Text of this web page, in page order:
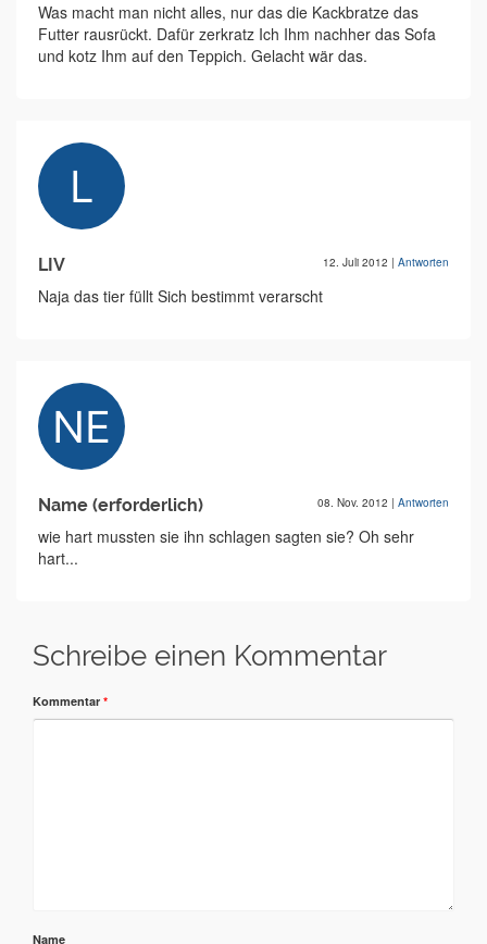
Was macht man nicht alles, nur das die Kackbratze das
Futter rausrückt. Dafür zerkratz Ich Ihm nachher das Sofa
und kotz Ihm auf den Teppich. Gelacht wär das.
LIV 12. Juli 2012 | Antworten
Naja das tier füllt Sich bestimmt verarscht
Name (erforderlich) 08. Nov. 2012 | Antworten
wie hart mussten sie ihn schlagen sagten sie? Oh sehr
hart...
Schreibe einen Kommentar
Kommentar *
Name